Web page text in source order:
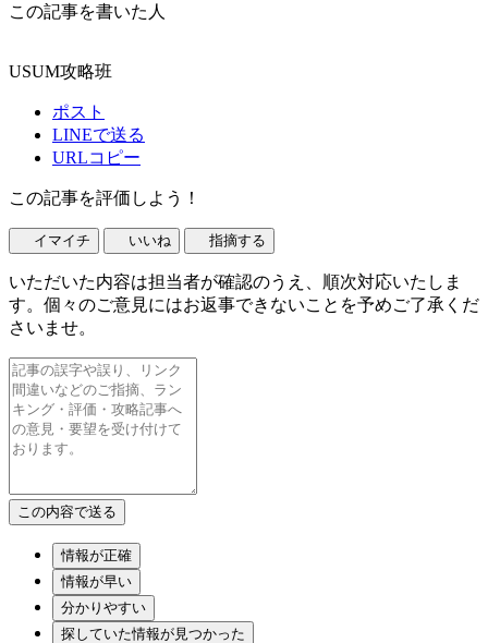
この記事を書いた人
USUM攻略班
ポスト
LINEで送る
URLコピー
この記事を評価しよう！
イマイチ いいね 指摘する
いただいた内容は担当者が確認のうえ、順次対応いたしま
す。個々のご意見にはお返事できないことを予めご了承くだ
さいませ。
情報が正確
情報が早い
分かりやすい
探していた情報が見つかった